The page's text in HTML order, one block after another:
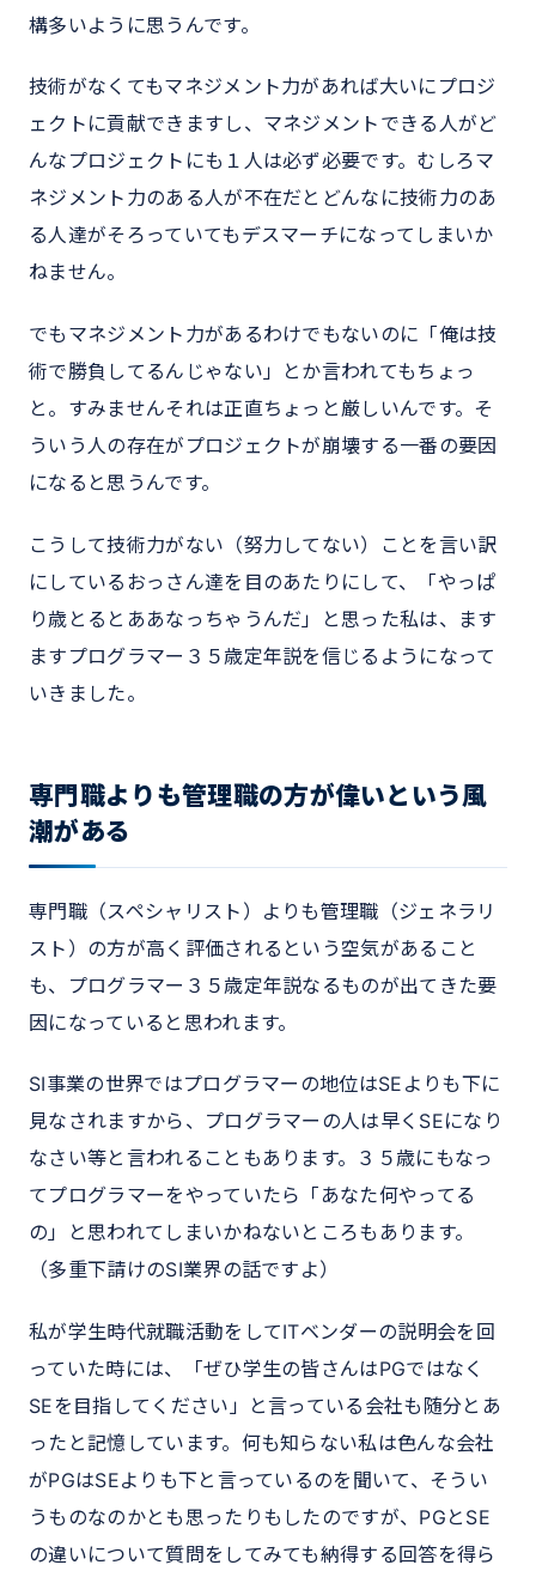
構多いように思うんです。
技術がなくてもマネジメント力があれば大いにプロジ
ェクトに貢献できますし、マネジメントできる人がど
んなプロジェクトにも１人は必ず必要です。むしろマ
ネジメント力のある人が不在だとどんなに技術力のあ
る人達がそろっていてもデスマーチになってしまいか
ねません。
でもマネジメント力があるわけでもないのに「俺は技
術で勝負してるんじゃない」とか言われてもちょっ
と。すみませんそれは正直ちょっと厳しいんです。そ
ういう人の存在がプロジェクトが崩壊する一番の要因
になると思うんです。
こうして技術力がない（努力してない）ことを言い訳
にしているおっさん達を目のあたりにして、「やっぱ
り歳とるとああなっちゃうんだ」と思った私は、ます
ますプログラマー３５歳定年説を信じるようになって
いきました。
専門職よりも管理職の方が偉いという風
潮がある
専門職（スペシャリスト）よりも管理職（ジェネラリ
スト）の方が高く評価されるという空気があること
も、プログラマー３５歳定年説なるものが出てきた要
因になっていると思われます。
SI事業の世界ではプログラマーの地位はSEよりも下に
見なされますから、プログラマーの人は早くSEになり
なさい等と言われることもあります。３５歳にもなっ
てプログラマーをやっていたら「あなた何やってる
の」と思われてしまいかねないところもあります。
（多重下請けのSI業界の話ですよ）
私が学生時代就職活動をしてITベンダーの説明会を回
っていた時には、「ぜひ学生の皆さんはPGではなく
SEを目指してください」と言っている会社も随分とあ
ったと記憶しています。何も知らない私は色んな会社
がPGはSEよりも下と言っているのを聞いて、そうい
うものなのかとも思ったりもしたのですが、PGとSE
の違いについて質問をしてみても納得する回答を得ら